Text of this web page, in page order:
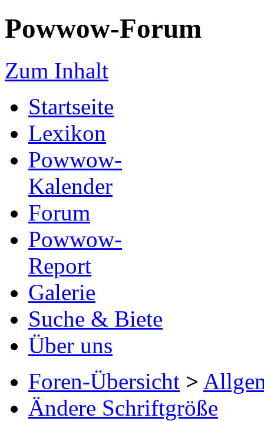
Powwow-Forum
Zum Inhalt
Startseite
Lexikon
Powwow-
Kalender
Forum
Powwow-
Report
Galerie
Suche & Biete
Über uns
Foren-Übersicht >
Ändere Schriftgröße